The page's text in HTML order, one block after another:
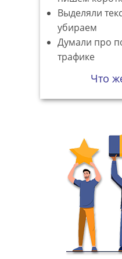
Выделяли
убираем
Думали про
трафике
Что